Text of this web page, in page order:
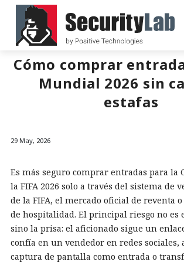
Cómo comprar
Mundial 2026 sin
estafas
29 May, 2026
Es más seguro comprar entradas para la
la FIFA 2026 solo a través del sistema de
de la FIFA, el mercado oficial de reventa
de hospitalidad. El principal riesgo no es
sino la prisa: el aficionado sigue un
confía en un vendedor en redes sociales,
captura de pantalla como entrada o